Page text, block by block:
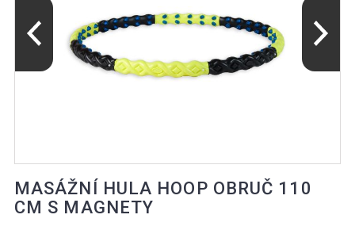
MASÁŽNÍ HULA HOOP OBRUČ 110
CM S MAGNETY